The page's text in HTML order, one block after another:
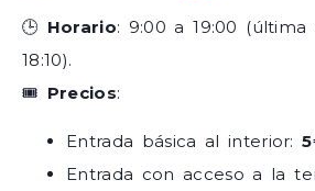
🕒 Horario: 9:00 a 19:00 (última
18:10).
🎟 Precios:
Entrada básica al interior:
Entrada con acceso a la